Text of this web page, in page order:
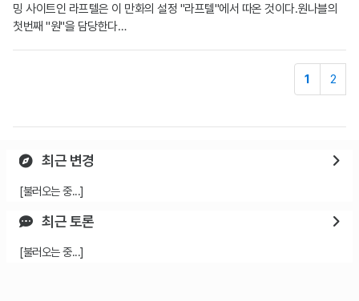
밍 사이트인 라프텔은 이 만화의 설정 "라프텔"에서 따온 것이다.원나블의
첫번째 "원"을 담당한다…
1 2
최근 변경
[불러오는 중...]
최근 토론
[불러오는 중...]